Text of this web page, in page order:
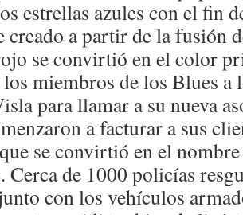
estrellas azules con el fin
creado a partir de la fusión
se convirtió en el color
miembros de los Blues a
para llamar a su nueva
a facturar a sus
se convirtió en el
Cerca de 1000 policías
con los vehículos